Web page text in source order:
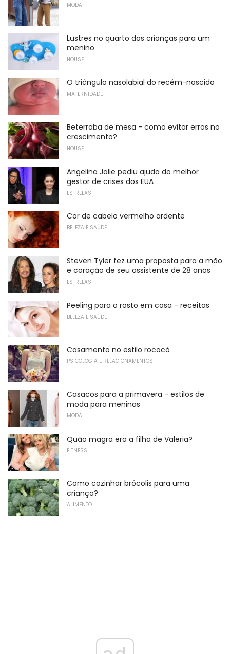
MODA
Lustres no quarto das crianças para um
menino
HOUSE
O triângulo nasolabial do recém-nascido
MATERNIDADE
Beterraba de mesa - como evitar erros no
crescimento?
HOUSE
Angelina Jolie pediu ajuda do melhor
gestor de crises dos EUA
ESTRELAS
Cor de cabelo vermelho ardente
BELEZA E SAÚDE
Steven Tyler fez uma proposta para a mão
e coração de seu assistente de 28 anos
ESTRELAS
Peeling para o rosto em casa - receitas
BELEZA E SAÚDE
Casamento no estilo rococó
PSICOLOGIA E RELACIONAMENTOS
Casacos para a primavera - estilos de
moda para meninas
MODA
Quão magra era a filha de Valeria?
FITNESS
Como cozinhar brócolis para uma
criança?
ALIMENTO